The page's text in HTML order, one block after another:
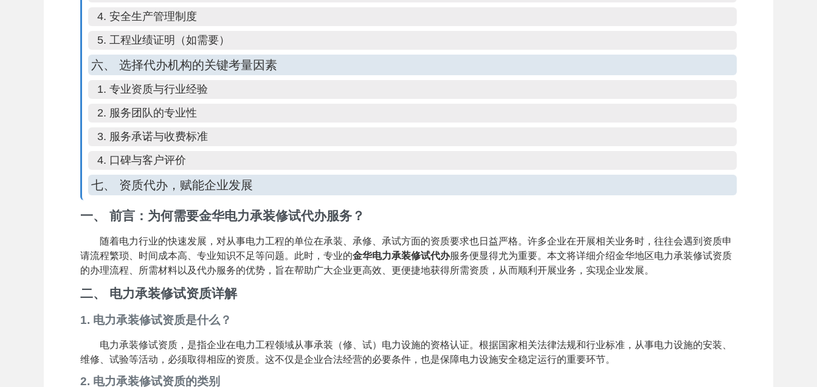
4. 安全生产管理制度
5. 工程业绩证明（如需要）
六、 选择代办机构的关键考量因素
1. 专业资质与行业经验
2. 服务团队的专业性
3. 服务承诺与收费标准
4. 口碑与客户评价
七、 资质代办，赋能企业发展
一、 前言：为何需要金华电力承装修试代办服务？
随着电力行业的快速发展，对从事电力工程的单位在承装、承修、承试方面的资质要求也日益严格。许多企业在开展相关业务时，往往会遇到资质申
请流程繁琐、时间成本高、专业知识不足等问题。此时，专业的金华电力承装修试代办服务便显得尤为重要。本文将详细介绍金华地区电力承装修试资质
的办理流程、所需材料以及代办服务的优势，旨在帮助广大企业更高效、更便捷地获得所需资质，从而顺利开展业务，实现企业发展。
二、 电力承装修试资质详解
1. 电力承装修试资质是什么？
电力承装修试资质，是指企业在电力工程领域从事承装（修、试）电力设施的资格认证。根据国家相关法律法规和行业标准，从事电力设施的安装、
维修、试验等活动，必须取得相应的资质。这不仅是企业合法经营的必要条件，也是保障电力设施安全稳定运行的重要环节。
2. 电力承装修试资质的类别